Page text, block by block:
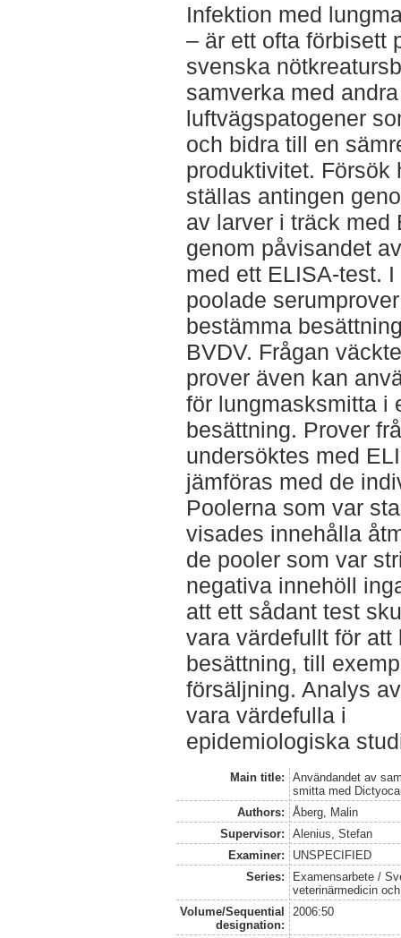
Infektion med
– är ett ofta förbisett
svenska
samverka med andra
luftvägspatogener
och bidra till en
produktivitet. Försök
ställas antingen
av larver i träck med
genom påvisandet
med ett ELISA-test.
poolade
bestämma
BVDV. Frågan
prover även kan
för lungmasksmitta i
besättning. Prover
undersöktes med
jämföras med de
Poolerna som var
visades innehålla
de pooler som var
negativa innehöll
att ett sådant test
vara värdefullt för
besättning, till
försäljning. Analys
vara värdefulla i
epidemiologiska
Main title:
Användandet av
smitta med
Authors:
Åberg, Malin
Supervisor:
Alenius, Stefan
Examiner:
UNSPECIFIED
Series:
Examensarbete /
veterinärmedicin
Volume/Sequential
designation:
2006:50